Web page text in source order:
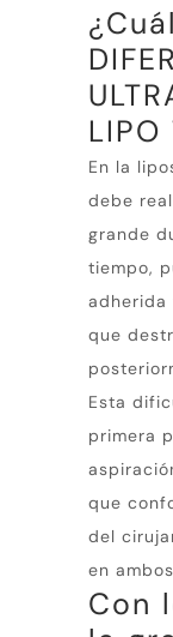
LIPO
En la
debe
grande
tiempo,
adherida
que
Esta
primera
que
del
en
Con